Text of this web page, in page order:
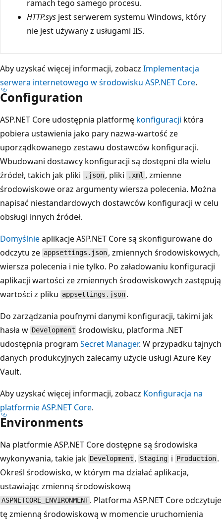
ramach tego samego procesu.
HTTP.sys jest serwerem systemu Windows, który
nie jest używany z usługami IIS.
Aby uzyskać więcej informacji, zobacz Implementacja
serwera internetowego w środowisku ASP.NET Core.
Configuration
ASP.NET Core udostępnia platformę konfiguracji która
pobiera ustawienia jako pary nazwa-wartość ze
uporządkowanego zestawu dostawców konfiguracji.
Wbudowani dostawcy konfiguracji są dostępni dla wielu
źródeł, takich jak pliki
.json , pliki .xml , zmienne
środowiskowe oraz argumenty wiersza polecenia. Można
napisać niestandardowych dostawców konfiguracji w celu
obsługi innych źródeł.
Domyślnieaplikacje ASP.NET Core są skonfigurowane do
odczytu ze appsettings.json , zmiennych środowiskowych,
wiersza polecenia i nie tylko. Po załadowaniu konfiguracji
aplikacji wartości ze zmiennych środowiskowych zastępują
wartości z pliku appsettings.json .
Do zarządzania poufnymi danymi konfiguracji, takimi jak
hasła w Development środowisku, platforma .NET
udostępnia program Secret Manager. W przypadku tajnych
danych produkcyjnych zalecamy użycie usługi Azure Key
Vault.
Aby uzyskać więcej informacji, zobacz Konfiguracja na
platformie ASP.NET Core.
Environments
Na platformie ASP.NET Core dostępne są środowiska
wykonywania, takie jak Development , Staging i Production .
Określ środowisko, w którym ma działać aplikacja,
ustawiając zmienną środowiskową
ASPNETCORE_ENVIRONMENT . Platforma ASP.NET Core odczytuje
tę zmienną środowiskową w momencie uruchomienia